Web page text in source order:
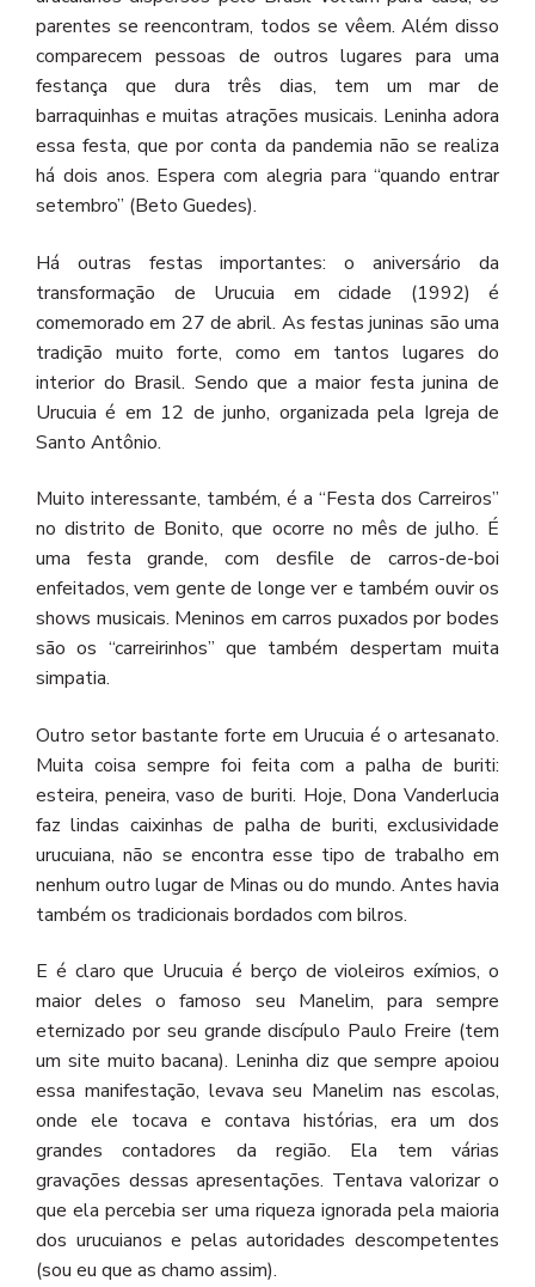
parentes se reencontram, todos se vêem.Além disso
comparecem pessoas de outros lugares para uma
festança que dura três dias, tem um mar de
barraquinhas e muitas atrações musicais. Leninha adora
essa festa, que por conta da pandemia não se realiza
há dois anos. Espera com alegria para “quando entrar
setembro” (Beto Guedes).
Há outras festas importantes: o aniversário da
transformação de Urucuia em cidade (1992) é
comemorado em 27 de abril. As festas juninas são uma
tradição muito forte, como em tantos lugares do
interior do Brasil. Sendo que a maior festa junina de
Urucuia é em 12 de junho, organizada pela Igreja de
Santo Antônio.
Muito interessante, também, é a “Festa dos Carreiros”
no distrito de Bonito, que ocorre no mês de julho. É
uma festa grande, com desfile de carros-de-boi
enfeitados, vem gente de longe ver e também ouvir os
shows musicais. Meninos em carros puxados por bodes
são os “carreirinhos” que também despertam muita
simpatia.
Outro setor bastante forte em Urucuia é o artesanato.
Muita coisa sempre foi feita com a palha de buriti:
esteira, peneira, vaso de buriti. Hoje, Dona Vanderlucia
faz lindas caixinhas de palha de buriti, exclusividade
urucuiana, não se encontra esse tipo de trabalho em
nenhum outro lugar de Minas ou do mundo. Antes havia
também os tradicionais bordados com bilros.
E é claro que Urucuia é berço de violeiros exímios, o
maior deles o famoso seu Manelim, para sempre
eternizado por seu grande discípulo Paulo Freire (tem
um site muito bacana). Leninha diz que sempre apoiou
essa manifestação, levava seu Manelim nas escolas,
onde ele tocava e contava histórias, era um dos
grandes contadores da região. Ela tem várias
gravações dessas apresentações. Tentava valorizar o
que ela percebia ser uma riqueza ignorada pela maioria
dos urucuianos e pelas autoridades descompetentes
(sou eu que as chamo assim).